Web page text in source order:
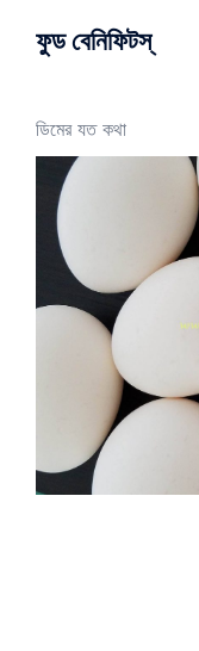
ফুড বেনিফিটস্
ডিমের যত কথা